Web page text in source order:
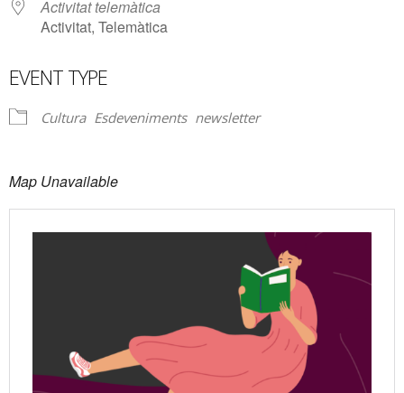
Activitat telemàtica
Activitat, Telemàtica
EVENT TYPE
Cultura Esdeveniments newsletter
Map Unavailable